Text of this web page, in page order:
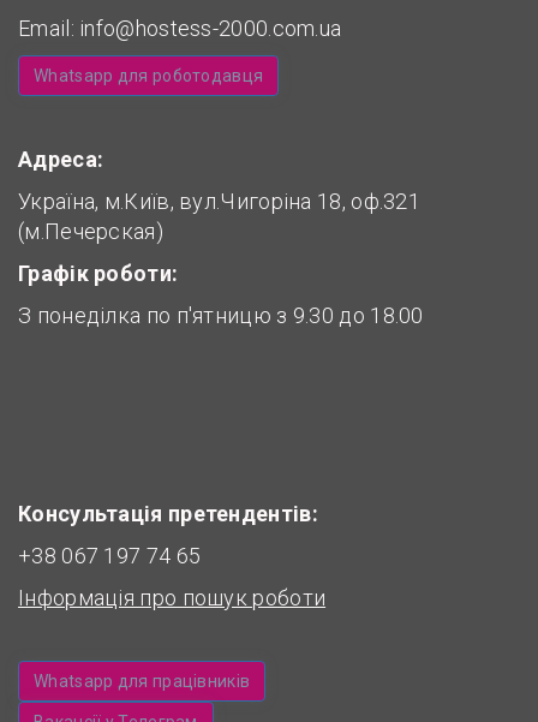
Email: info@hostess-2000.com.ua
Whatsapp для роботодавця
Адреса:
Україна, м.Київ, вул.Чигоріна 18, оф.321
(м.Печерская)
Графік роботи:
З понеділка по п'ятницю з 9.30 до 18.00
Консультація претендентів:
+38 067 197 74 65
Інформація про пошук роботи
Whatsapp для працівників